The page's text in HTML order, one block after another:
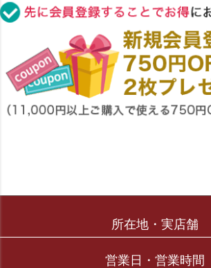
所在地・実店舗
営業日・営業時間